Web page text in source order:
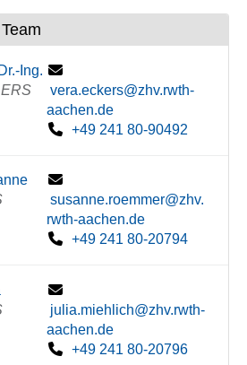
Ing.
vera.eckers@zhv.rwth-
aachen.de
+49 241 80-90492
susanne.roemmer@zhv.
rwth-aachen.de
+49 241 80-20794
julia.miehlich@zhv.rwth-
aachen.de
+49 241 80-20796